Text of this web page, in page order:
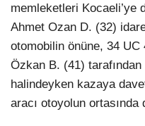
memleketleri Kocaeli’ye
Ahmet Ozan D. (32)
otomobilin önüne, 34 UC
Özkan B. (41)
halindeyken kazaya
aracı otoyolun ortasında